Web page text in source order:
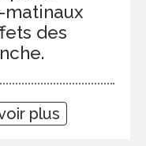
des
plus